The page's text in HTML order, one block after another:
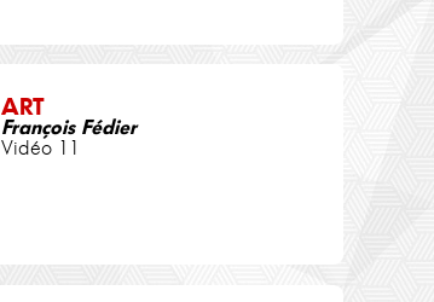
ART
François Fédier
Vidéo 11